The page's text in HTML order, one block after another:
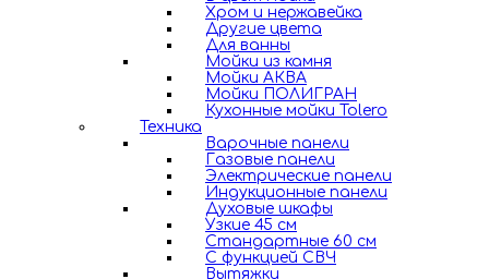
Хром и нержавейка
Другие цвета
Для ванны
Мойки из камня
Мойки АКВА
Мойки ПОЛИГРАН
Кухонные мойки Tolero
Техника
Варочные панели
Газовые панели
Электрические панели
Индукционные панели
Духовые шкафы
Узкие 45 см
Стандартные 60 см
С функцией СВЧ
Вытяжки